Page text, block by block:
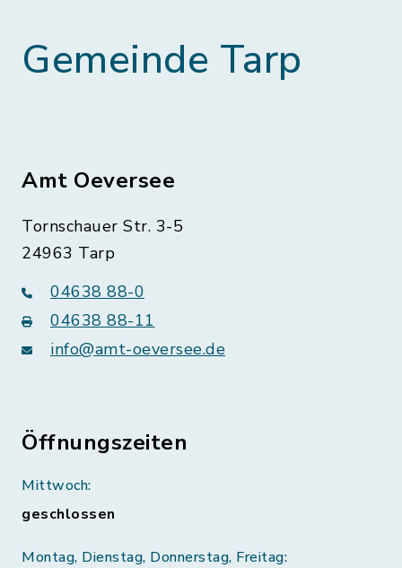
Gemeinde Tarp
Amt Oeversee
Tornschauer Str. 3-5
24963 Tarp
04638 88-0
04638 88-11
info@amt-oeversee.de
Öffnungszeiten
Mittwoch:
geschlossen
Montag, Dienstag, Donnerstag, Freitag: